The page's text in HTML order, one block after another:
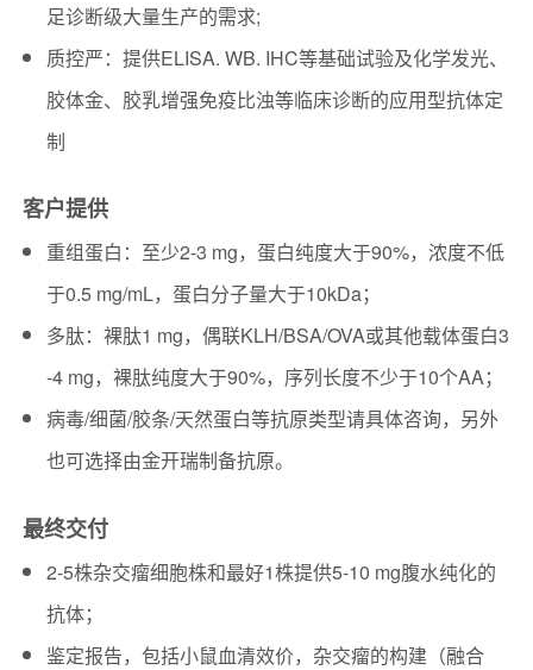
足诊断级大量生产的需求;
质控严：提供ELISA. WB. IHC等基础试验及化学发光、
胶体金、胶乳增强免疫比浊等临床诊断的应用型抗体定
制
客户提供
重组蛋白：至少2-3 mg，蛋白纯度大于90%，浓度不低
于0.5 mg/mL，蛋白分子量大于10kDa；
多肽：裸肽1 mg，偶联KLH/BSA/OVA或其他载体蛋白3
-4 mg，裸肽纯度大于90%，序列长度不少于10个AA；
病毒/细菌/胶条/天然蛋白等抗原类型请具体咨询，另外
也可选择由金开瑞制备抗原。
最终交付
2-5株杂交瘤细胞株和最好1株提供5-10 mg腹水纯化的
抗体；
鉴定报告，包括小鼠血清效价，杂交瘤的构建（融合